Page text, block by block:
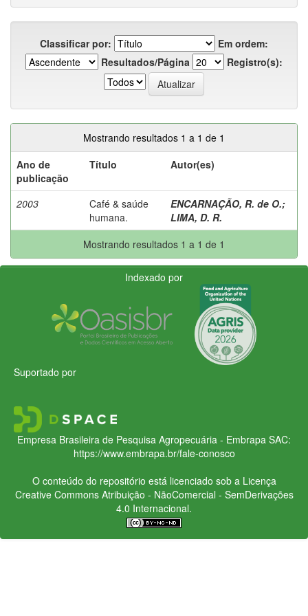
Classificar por:
Em ordem:
Resultados/Página
Registro(s):
Mostrando resultados 1 a 1 de 1
Ano de
publicação
Título Autor(es)
2003
Café & saúde
humana.
ENCARNAÇÃO, R. de O.;
LIMA, D. R.
Mostrando resultados 1 a 1 de 1
Indexado por
Suportado por
Empresa Brasileira de Pesquisa Agropecuária - Embrapa SAC:
https://www.embrapa.br/fale-conosco
O conteúdo do repositório está licenciado sob a Licença
Creative CommonsAtribuição - NãoComercial - SemDerivações
4.0 Internacional.